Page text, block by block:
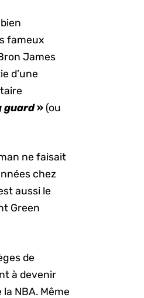
fameux
James
d’une
guard» (ou
ne faisait
chez
aussi le
Green
de
à devenir
NBA. Même